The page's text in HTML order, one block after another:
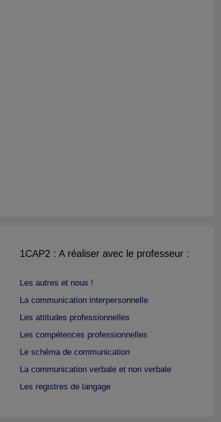
1CAP2 : A réaliser avec le professeur :
Les autres et nous !
La communication interpersonnelle
Les attitudes professionnelles
Les compétences professionnelles
Le schéma de communication
La communication verbale et non verbale
Les registres de langage